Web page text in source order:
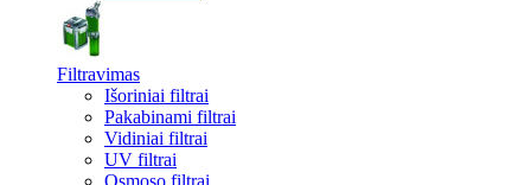
Filtravimas
Išoriniai filtrai
Pakabinami filtrai
Vidiniai filtrai
UV filtrai
Osmoso filtrai